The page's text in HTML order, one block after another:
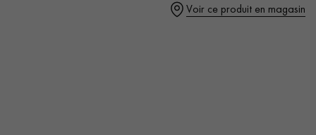
Voir ce produit en magasin